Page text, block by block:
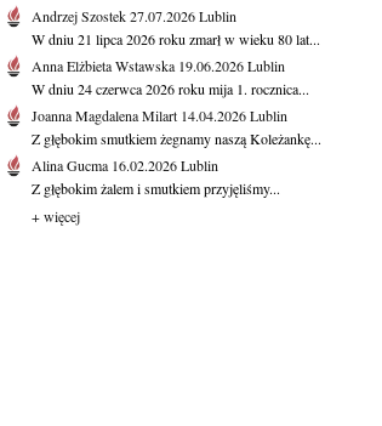
Andrzej Szostek27.07.2026Lublin
W dniu 21 lipca 2026 roku zmarł w wieku 80 lat...
Anna Elżbieta Wstawska 19.06.2026Lublin
W dniu 24 czerwca 2026 roku mija 1. rocznica...
Joanna Magdalena Milart 14.04.2026Lublin
Z głębokim smutkiem żegnamy naszą Koleżankę...
Alina Gucma 16.02.2026Lublin
Z głębokim żalem i smutkiem przyjęliśmy...
+ więcej